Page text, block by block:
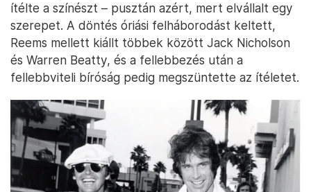
ítélte a színészt – pusztán azért, mert elvállalt egy
szerepet. A döntés óriási felháborodást keltett,
Reems mellett kiállt többek között Jack Nicholson
és Warren Beatty, és a fellebbezés után a
fellebbviteli bíróság pedig megszüntette az ítéletet.